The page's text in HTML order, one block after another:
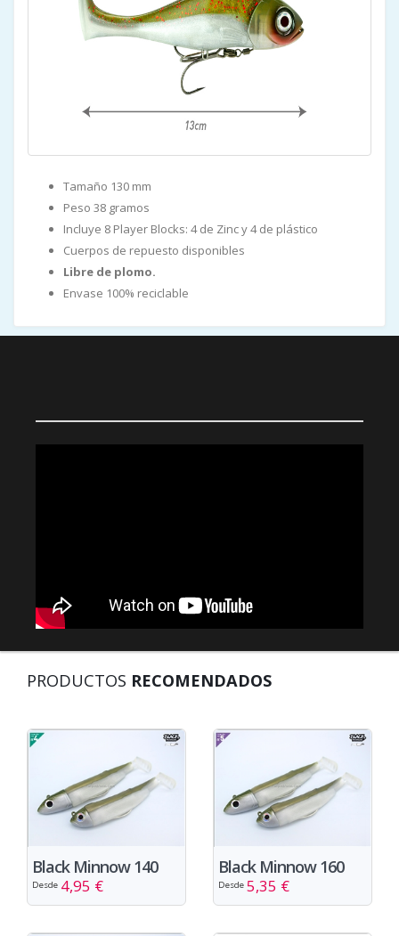
Tamaño 130 mm
Peso 38 gramos
Incluye 8 Player Blocks: 4 de Zinc y 4 de plástico
Cuerpos de repuesto disponibles
Libre de plomo.
Envase 100% reciclable
PRODUCTOS RECOMENDADOS
Black Minnow 140
Desde 4,95 €
Black Minnow 160
Desde 5,35 €